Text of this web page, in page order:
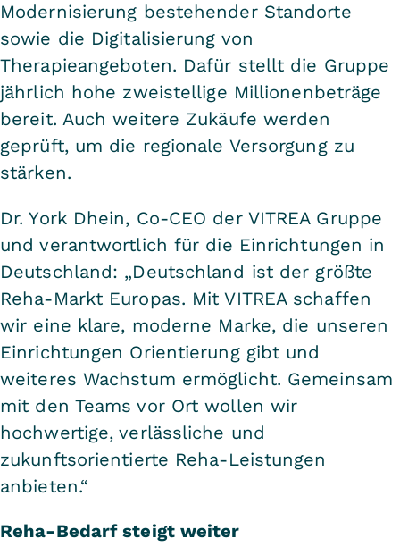
Modernisierung bestehender Standorte
sowie die Digitalisierung von
Therapieangeboten. Dafür stellt die Gruppe
jährlich hohe zweistellige Millionenbeträge
bereit. Auch weitere Zukäufe werden
geprüft, um die regionale Versorgung zu
stärken.
Dr. York Dhein, Co-CEO der VITREA Gruppe
und verantwortlich für die Einrichtungen in
Deutschland: „Deutschland ist der größte
Reha-Markt Europas. Mit VITREA schaffen
wir eine klare, moderne Marke, die unseren
Einrichtungen Orientierung gibt und
weiteres Wachstum ermöglicht. Gemeinsam
mit den Teams vor Ort wollen wir
hochwertige, verlässliche und
zukunftsorientierte Reha-Leistungen
anbieten.“
Reha-Bedarf steigt weiter